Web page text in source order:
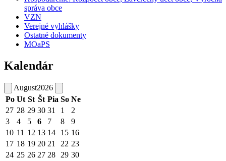
správa obce
VZN
Verejné vyhlášky
Ostatné dokumenty
MOaPS
Kalendár
August2026
Po Ut St Št Pia So Ne
27 28 29 30 31 1
2
3
4 5 6 7 8
9
10 11 12 13 14 15 16
17 18 19 20 21 22 23
24 25 26 27 28 29 30